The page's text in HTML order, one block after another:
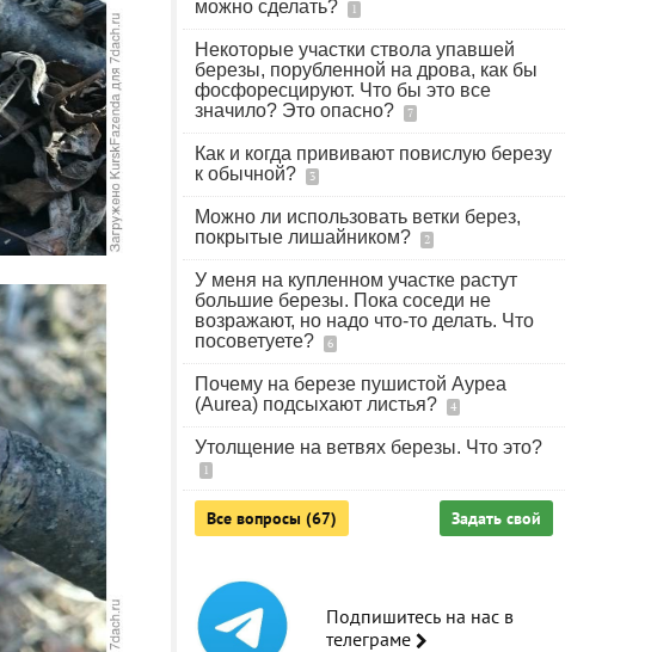
можно сделать?
1
Некоторые участки ствола упавшей
березы, порубленной на дрова, как бы
фосфоресцируют. Что бы это все
значило? Это опасно?
7
Как и когда прививают повислую березу
к обычной?
3
Можно ли использовать ветки берез,
покрытые лишайником?
2
У меня на купленном участке растут
большие березы. Пока соседи не
возражают, но надо что-то делать. Что
посоветуете?
6
Почему на березе пушистой Ауреа
(Aurea) подсыхают листья?
4
Утолщение на ветвях березы. Что это?
1
Все вопросы (67) Задать свой
Подпишитесь на нас в
телеграме